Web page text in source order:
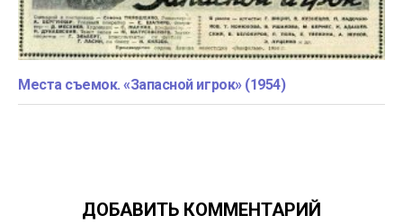
Места съемок. «Запасной игрок» (1954)
ДОБАВИТЬ КОММЕНТАРИЙ